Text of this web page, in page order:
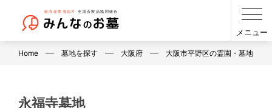
メニュー
Home 墓地を探す 大阪府 大阪市平野区の霊園・墓地・お
永福寺墓地